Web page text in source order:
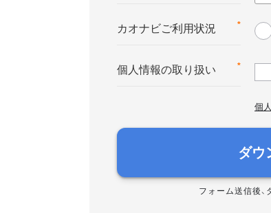
*
カオナビご利用状況
*
個人情報の取り扱い
個
ダウ
フォーム送信後